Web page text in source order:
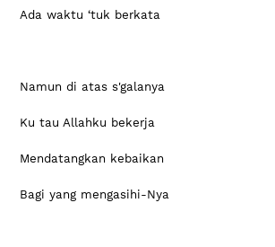
Ada waktu ‘tuk berkata
Namun di atas s'galanya
Ku tau Allahku bekerja
Mendatangkan kebaikan
Bagi yang mengasihi-Nya